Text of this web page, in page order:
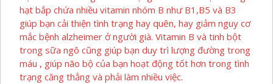
hạt bắp chứa nhiều vitamin nhóm B như B1,B5 và B3
giúp bạn cải thiện tình trạng hay quên, hay giảm nguy cơ
mắc bệnh alzheimer ở người già. Vitamin B và tinh bột
trong sữa ngô cũng giúp bạn duy trì lượng đường trong
máu , giúp não bộ của bạn hoạt động tốt hơn trong tình
trạng căng thẳng và phải làm nhiều việc.